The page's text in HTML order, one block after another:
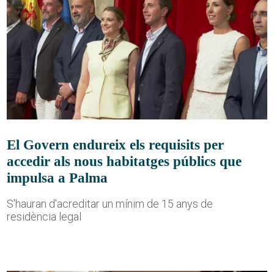
El Govern endureix els requisits per
accedir als nous habitatges públics que
impulsa a Palma
S'hauran d'acreditar un mínim de 15 anys de
residència legal